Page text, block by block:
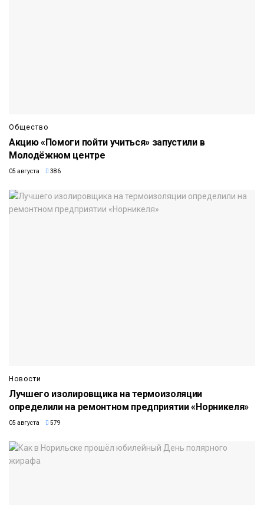
Общество
Акцию «Помоги пойти учиться» запустили в
Молодёжном центре
05 августа 386
Новости
Лучшего изолировщика на термоизоляции
определили на ремонтном предприятии «Норникеля»
05 августа 579